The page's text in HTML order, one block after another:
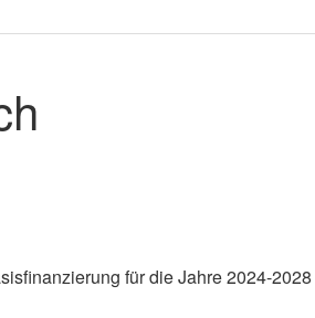
für die Jahre 2024-2028